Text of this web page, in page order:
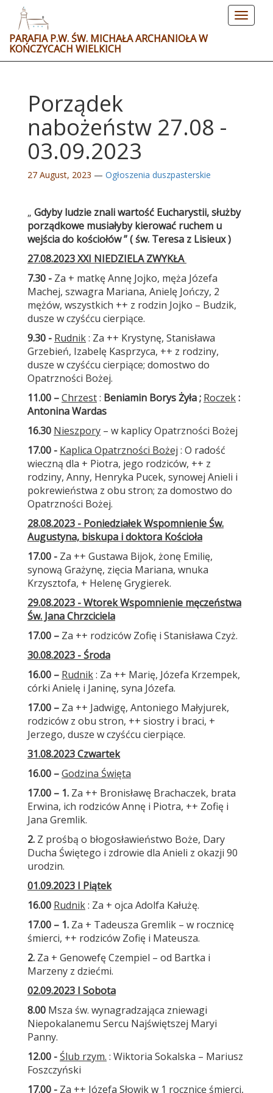
Toggle
PARAFIA P.W. ŚW. MICHAŁA ARCHANIOŁA W
KOŃCZYCACH WIELKICH
Porządek
nabożeństw 27.08 -
03.09.2023
27 August, 2023 — Ogłoszenia duszpasterskie
„ Gdyby ludzie znali wartość Eucharystii, służby
porządkowe musiałyby kierować ruchem u
wejścia do kościołów ” ( św. Teresa z Lisieux )
27.08.2023 XXI NIEDZIELA ZWYKŁA
7.30 - Za + matkę Annę Jojko, męża Józefa
Machej, szwagra Mariana, Anielę Jończy, 2
mężów, wszystkich ++ z rodzin Jojko – Budzik,
dusze w czyśćcu cierpiące.
9.30 - Rudnik: Za ++ Krystynę, Stanisława
Grzebień, Izabelę Kasprzyca, ++ z rodziny,
dusze w czyśćcu cierpiące; domostwo do
Opatrzności Bożej.
11.00 –Chrzest: Beniamin Borys Żyła ; Roczek:
Antonina Wardas
16.30 Nieszpory – w kaplicy Opatrzności Bożej
17.00 - Kaplica Opatrzności Bożej : O radość
wieczną dla + Piotra, jego rodziców, ++ z
rodziny, Anny, Henryka Pucek, synowej Anieli i
pokrewieństwa z obu stron; za domostwo do
Opatrzności Bożej.
28.08.2023 - Poniedziałek Wspomnienie Św.
Augustyna, biskupa i doktora Kościoła
17.00 - Za ++ Gustawa Bijok, żonę Emilię,
synową Grażynę, zięcia Mariana, wnuka
Krzysztofa, + Helenę Grygierek.
29.08.2023 - Wtorek Wspomnienie męczeństwa
Św. Jana Chrzciciela
17.00 – Za ++ rodziców Zofię i Stanisława Czyż.
30.08.2023 - Środa
16.00 – Rudnik: Za ++ Marię, Józefa Krzempek,
córki Anielę i Janinę, syna Józefa.
17.00 – Za ++ Jadwigę, Antoniego Małyjurek,
rodziców z obu stron, ++ siostry i braci, +
Jerzego, dusze w czyśćcu cierpiące.
31.08.2023 Czwartek
16.00 –Godzina Święta
17.00 – 1. Za ++ Bronisławę Brachaczek, brata
Erwina, ich rodziców Annę i Piotra, ++ Zofię i
Jana Gremlik.
2. Z prośbą o błogosławieństwo Boże, Dary
Ducha Świętego i zdrowie dla Anieli z okazji 90
urodzin.
01.09.2023 I Piątek
16.00 Rudnik: Za + ojca Adolfa Kałużę.
17.00 – 1. Za + Tadeusza Gremlik – w rocznicę
śmierci, ++ rodziców Zofię i Mateusza.
2. Za + Genowefę Czempiel – od Bartka i
Marzeny z dziećmi.
02.09.2023 I Sobota
8.00 Msza św. wynagradzająca zniewagi
Niepokalanemu Sercu Najświętszej Maryi
Panny.
12.00 - Ślub rzym. : Wiktoria Sokalska – Mariusz
Foszczyński
17.00 - Za ++ Józefa Słowik w 1 rocznicę śmierci,